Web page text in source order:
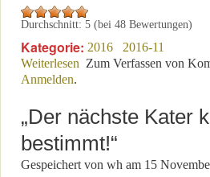
Durchschnitt: 5 (bei 48 Bewertungen)
Kategorie: 2016
2016-11
Weiterlesen über „Nocken-Paule“ ist
Zum Verfassen von
Anmelden.
„Der nächste Kater
bestimmt!“
Gespeichert von wh am 15